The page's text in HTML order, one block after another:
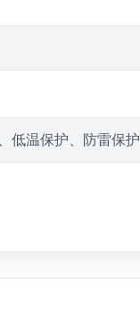
低温保护、防雷保护